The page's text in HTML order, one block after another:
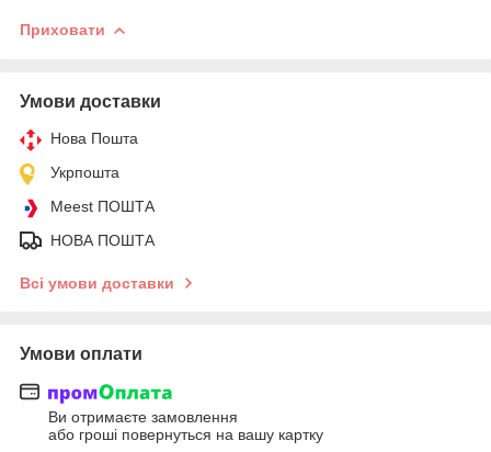
Приховати
Умови доставки
Нова Пошта
Укрпошта
Meest ПОШТА
НОВА ПОШТА
Всі умови доставки
Умови оплати
Ви отримаєте замовлення
або гроші повернуться на вашу картку